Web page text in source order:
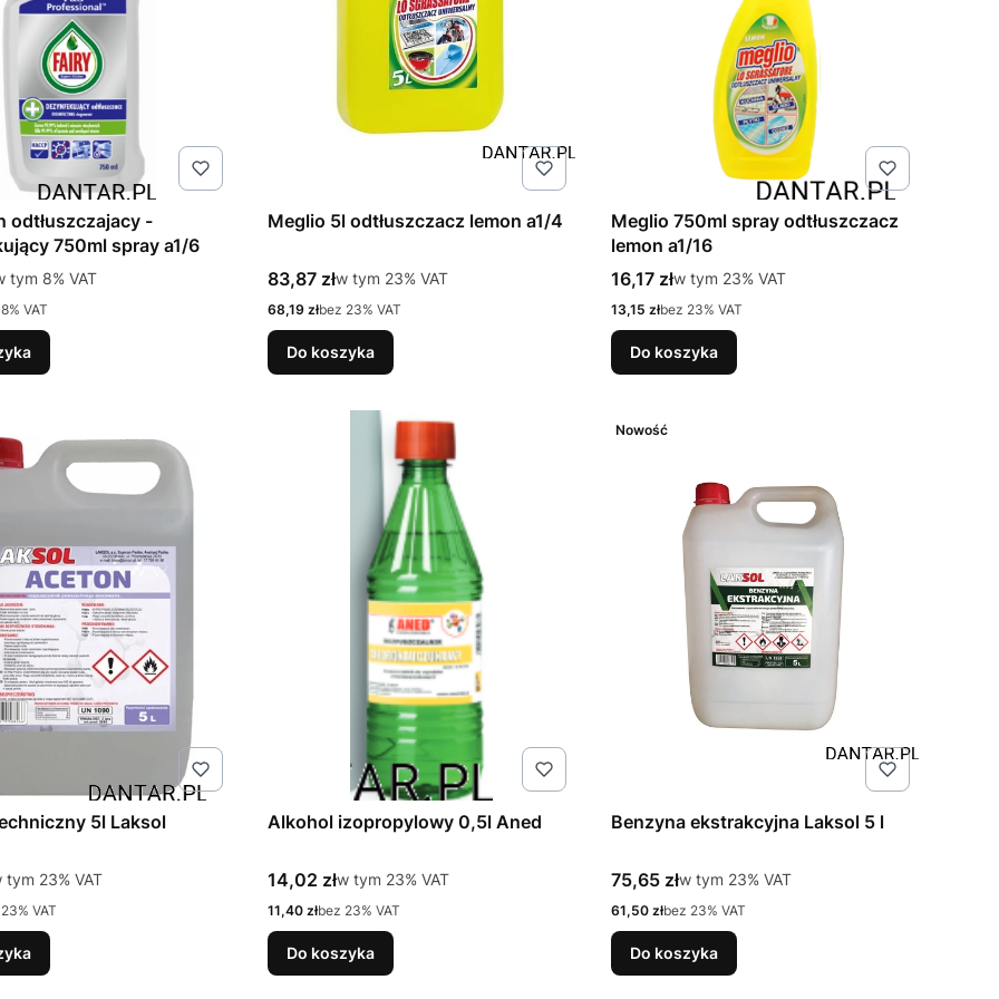
odtłuszczajacy -
750ml spray a1/6
tym %s VAT
tym 8% VAT
VAT
Meglio 5l odtłuszczacz lemon a1/4
Cena brutto
83,87 złw tym %s VAT
w tym 23% VAT
Cena netto
68,19 złbez 23% VAT
Do koszyka
Meglio 750ml spray odtłuszczacz
lemon a1/16
Cena brutto
16,17 złw tym %s VAT
w tym 23% VAT
Cena netto
13,15 złbez 23% VAT
Do koszyka
5l Laksol
tym %s VAT
tym 23% VAT
VAT
Alkohol izopropylowy 0,5l Aned
Cena brutto
14,02 złw tym %s VAT
w tym 23% VAT
Cena netto
11,40 złbez 23% VAT
Do koszyka
Nowość
Benzyna ekstrakcyjna Laksol 5 l
Cena brutto
75,65 złw tym %s VAT
w tym 23% VAT
Cena netto
61,50 złbez 23% VAT
Do koszyka